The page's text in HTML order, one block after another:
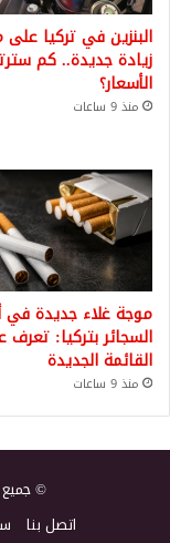
البنزين في تركيا
زيادة جديدة.. كم
الأسعار؟
منذ 9 ساعات
موجة غلاء جديدة في
السجائر بتركيا: تعرف
القائمة الجديدة
منذ 9 ساعات
© جميع
اتصل بنا